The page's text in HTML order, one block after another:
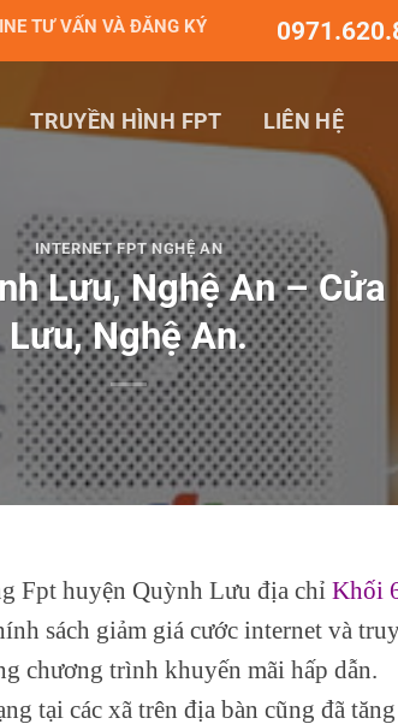
TƯ VẤN VÀ ĐĂNG KÝ
TRUYỀN HÌNH FPT LIÊN HỆ
INTERNET FPT NGHỆ AN
Lưu, Nghệ An –
Lưu, Nghệ An.
Fpt huyện Quỳnh Lưu địa chỉ Khối
sách giảm giá cước internet và
chương trình khuyến mãi hấp dẫn.
tại các xã trên địa bàn cũng đã tăng